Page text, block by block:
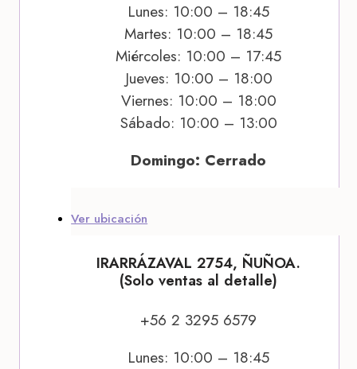
Lunes: 10:00 – 18:45
Martes: 10:00 – 18:45
Miércoles: 10:00 – 17:45
Jueves: 10:00 – 18:00
Viernes: 10:00 – 18:00
Sábado: 10:00 – 13:00
Domingo: Cerrado
Ver ubicación
IRARRÁZAVAL 2754, ÑUÑOA.
(Solo ventas al detalle)
+56 2 3295 6579
Lunes: 10:00 – 18:45